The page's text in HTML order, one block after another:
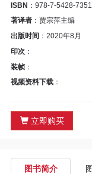
ISBN ：978-7-5428-
著译者 ：贾宗萍主编
出版时间 ：2020年8月
印次 ：
装帧 ：
视频资料下载 ：
立即购买
图书简介